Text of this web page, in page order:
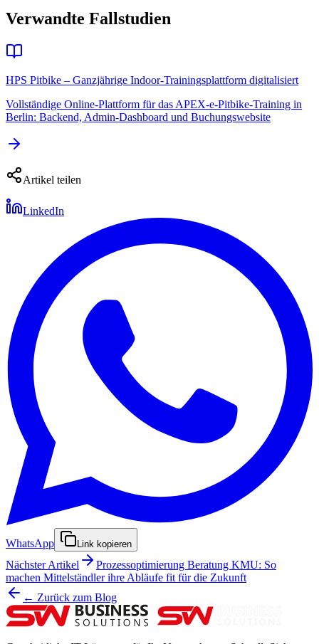
Verwandte Fallstudien
HPS Pitbike – Ganzjährige Indoor-Trainingsplattform digitalisiert
Vollständige Online-Plattform für das APEX-e-Pitbike-Training in
Berlin: Backend, Admin-Dashboard und Buchungswebsite
Artikel teilen
LinkedIn
WhatsApp Link kopieren
Nächster Artikel
Prozessoptimierung Beratung KMU: So
machen Mittelständler ihre Abläufe fit für die Zukunft
← Zurück zum Blog